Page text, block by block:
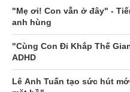
"Mẹ ơi! Con vẫn ở đây" -
anh hùng
"Cùng Con Đi Khắp Thế
ADHD
Lê Anh Tuấn tạo sức hút